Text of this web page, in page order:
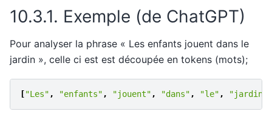
10.3.1. Exemple (de ChatGPT)
Pour analyser la phrase « Les enfants jouent dans le
jardin », celle ci est est découpée en tokens (mots);
["Les" , "enfants" , "jouent" , "dans" , "le" , "jardin"